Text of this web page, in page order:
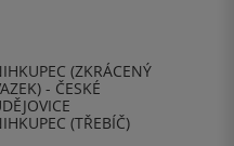
(ZKRÁCENÝ
- ČESKÉ
(TŘEBÍČ)